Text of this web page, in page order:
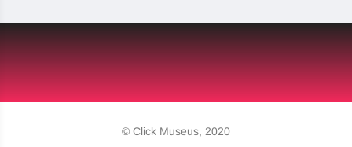
© Click Museus, 2020